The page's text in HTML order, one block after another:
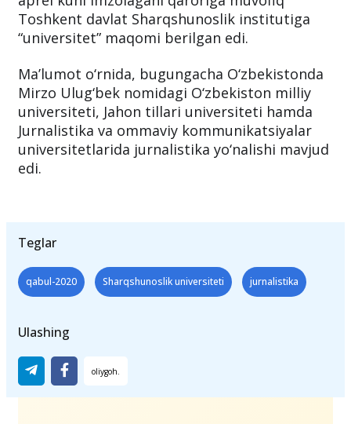
Eslatib o‘tamiz, O‘zbekiston Respublikasi
Prezidenti Shavkat Miziyoyevning joriy yil 16
Toshkent davlat Sharqshunoslik institutiga
“universitet” maqomi berilgan edi.
Ma’lumot o‘rnida, bugungacha O‘zbekistonda
Mirzo Ulug‘bek nomidagi O‘zbekiston milliy
universiteti, Jahon tillari universiteti hamda
Teglar
qabul-2020
Ulashing